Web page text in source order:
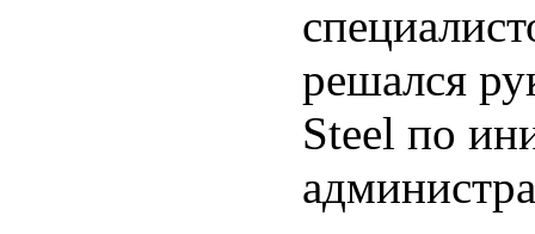
решался
Steel по